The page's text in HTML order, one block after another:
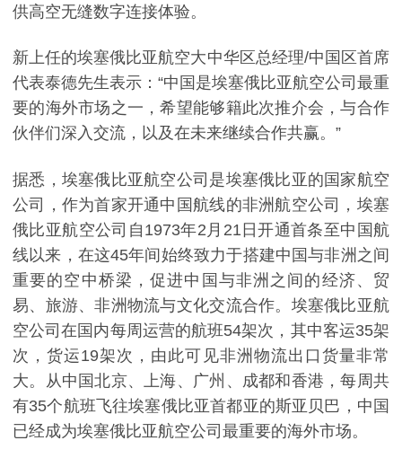
供高空无缝数字连接体验。
新上任的埃塞俄比亚航空大中华区总经理/中国区首席
代表泰德先生表示：“中国是埃塞俄比亚航空公司最重
要的海外市场之一，希望能够籍此次推介会，与合作
伙伴们深入交流，以及在未来继续合作共赢。”
据悉，埃塞俄比亚航空公司是埃塞俄比亚的国家航空
公司，作为首家开通中国航线的非洲航空公司，埃塞
俄比亚航空公司自1973年2月21日开通首条至中国航
线以来，在这45年间始终致力于搭建中国与非洲之间
重要的空中桥梁，促进中国与非洲之间的经济、贸
易、旅游、非洲物流与文化交流合作。埃塞俄比亚航
空公司在国内每周运营的航班54架次，其中客运35架
次，货运19架次，由此可见非洲物流出口货量非常
大。从中国北京、上海、广州、成都和香港，每周共
有35个航班飞往埃塞俄比亚首都亚的斯亚贝巴，中国
已经成为埃塞俄比亚航空公司最重要的海外市场。